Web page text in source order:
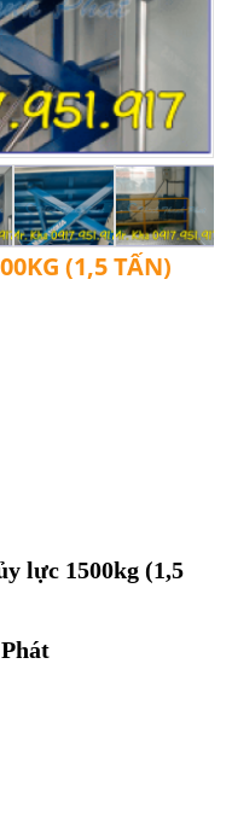
(1,5 TẤN)
lực 1500kg (1,5